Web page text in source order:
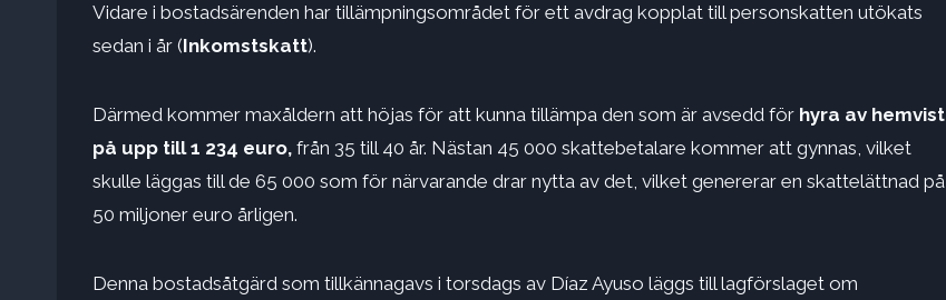
Vidare i bostadsärenden har tillämpningsområdet för ett avdrag kopplat till personskatten utökats
sedan i år (Inkomstskatt).
Därmed kommer maxåldern att höjas för att kunna tillämpa den som är avsedd för hyra av hemvist
på upp till 1 234 euro, från 35 till 40 år. Nästan 45 000 skattebetalare kommer att gynnas, vilket
skulle läggas till de 65 000 som för närvarande drar nytta av det, vilket genererar en skattelättnad på
50 miljoner euro årligen.
Denna bostadsåtgärd som tillkännagavs i torsdags av Díaz Ayuso läggs till lagförslaget om